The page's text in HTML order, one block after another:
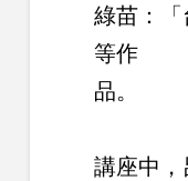
綠苗：「
等作
品。
講座中，